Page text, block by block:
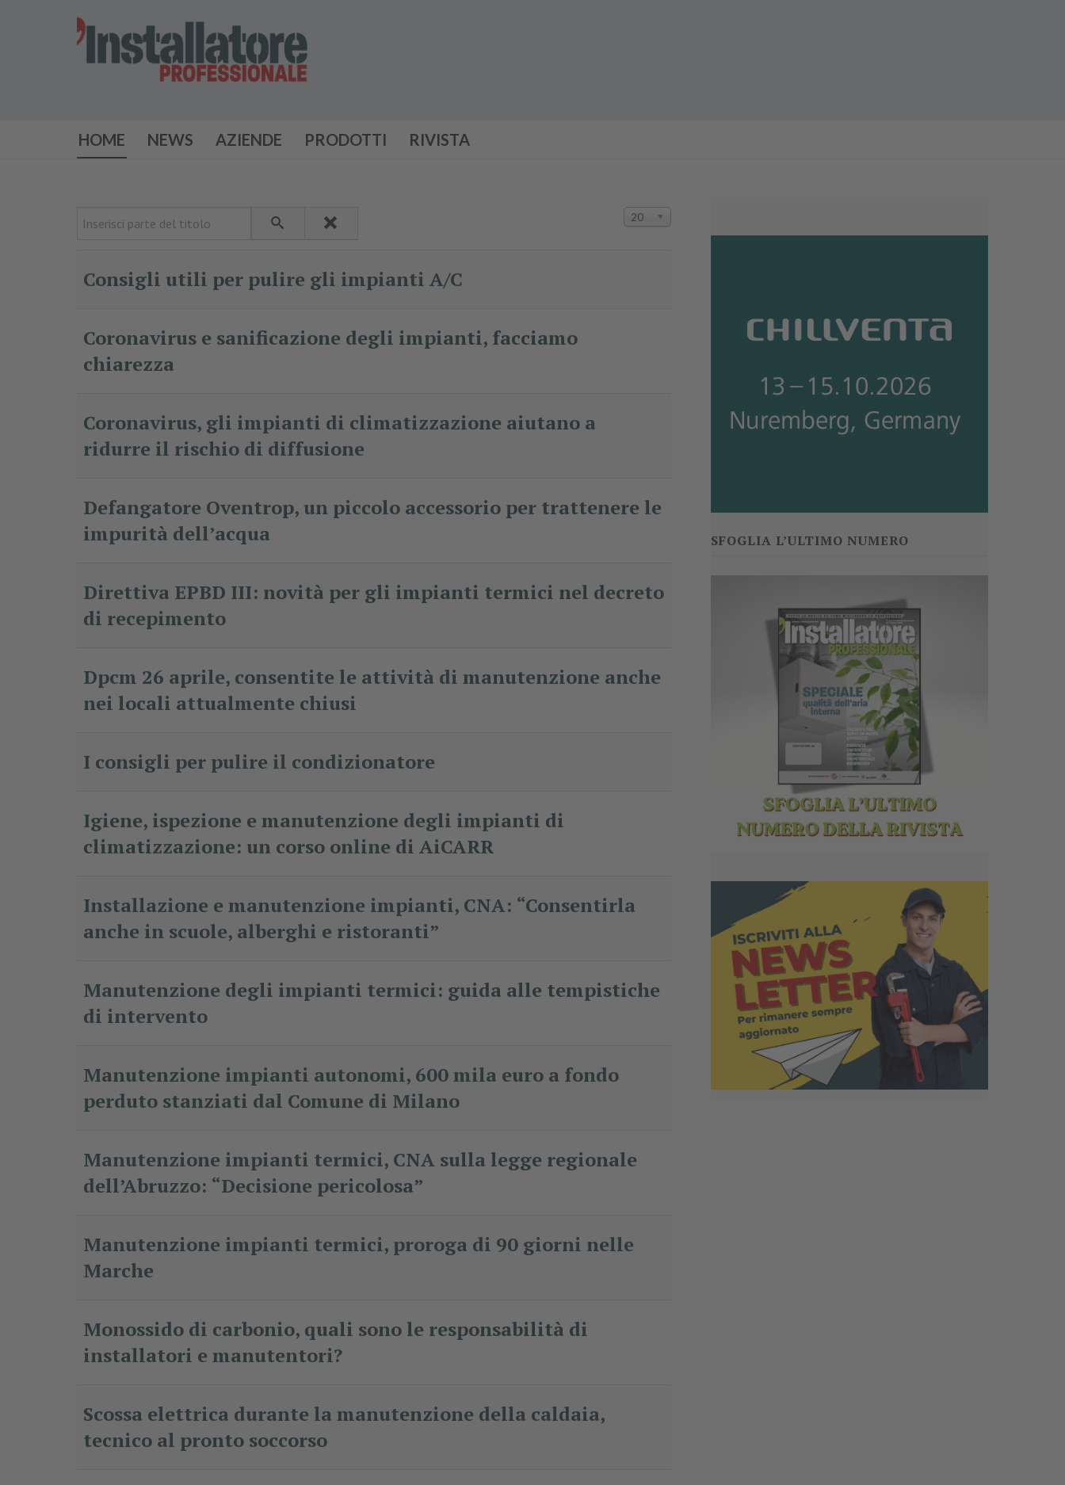
HOME NEWS AZIENDE PRODOTTI RIVISTA
Inserisci parte del titolo Visualizza n.
20
Consigli utili per pulire gli impianti A/C
Coronavirus e sanificazione degli impianti, facciamo
chiarezza
Coronavirus, gli impianti di climatizzazione aiutano a
ridurre il rischio di diffusione
Defangatore Oventrop, un piccolo accessorio per trattenere le
impurità dell’acqua
Direttiva EPBD III: novità per gli impianti termici nel decreto
di recepimento
Dpcm 26 aprile, consentite le attività di manutenzione anche
nei locali attualmente chiusi
I consigli per pulire il condizionatore
Igiene, ispezione e manutenzione degli impianti di
climatizzazione: un corso online di AiCARR
Installazione e manutenzione impianti, CNA: “Consentirla
anche in scuole, alberghi e ristoranti”
Manutenzione degli impianti termici: guida alle tempistiche
di intervento
Manutenzione impianti autonomi, 600 mila euro a fondo
perduto stanziati dal Comune di Milano
Manutenzione impianti termici, CNA sulla legge regionale
dell’Abruzzo: “Decisione pericolosa”
Manutenzione impianti termici, proroga di 90 giorni nelle
Marche
Monossido di carbonio, quali sono le responsabilità di
installatori e manutentori?
Scossa elettrica durante la manutenzione della caldaia,
tecnico al pronto soccorso
SFOGLIA L’ULTIMO NUMERO